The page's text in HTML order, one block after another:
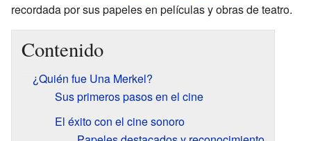
recordada por sus papeles en películas y obras de teatro.
Contenido
¿Quién fue Una Merkel?
Sus primeros pasos en el cine
El éxito con el cine sonoro